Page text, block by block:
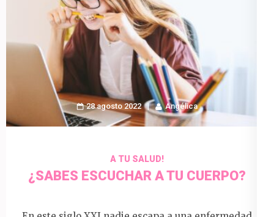
28 agosto 2022 Angélica
A TU SALUD!
¿SABES ESCUCHAR A TU CUERPO?